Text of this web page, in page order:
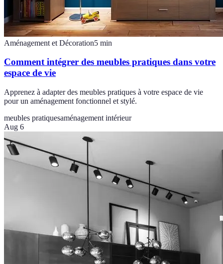
Aménagement et Décoration5 min
Comment intégrer des meubles pratiques dans votre
espace de vie
Apprenez à adapter des meubles pratiques à votre espace de vie
pour un aménagement fonctionnel et stylé.
meubles pratiquesaménagement intérieur
Aug 6